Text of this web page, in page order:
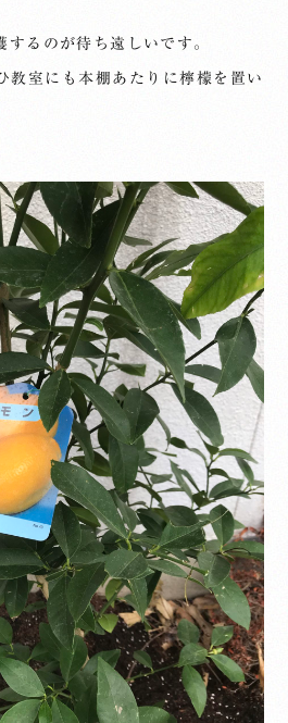
するのが待ち遠しいです。
教室にも本棚あたりに檸檬を置い